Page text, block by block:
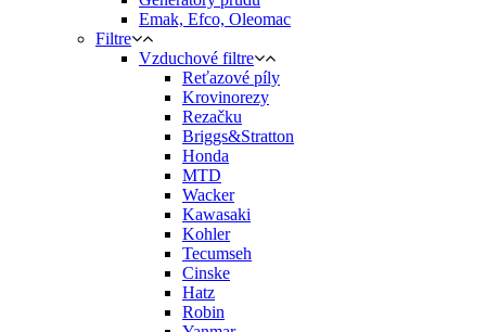
Emak, Efco, Oleomac
Filtre
Vzduchové filtre
Reťazové píly
Krovinorezy
Rezačku
Briggs&Stratton
Honda
MTD
Wacker
Kawasaki
Kohler
Tecumseh
Cinske
Hatz
Robin